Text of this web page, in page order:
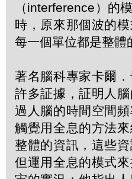
（interference）的
時，原來那個波的
每一個單位都是整體
著名腦科專家卡爾
許多証據，証明人
過人腦的時間空間
觸覺用全息的方法
整體的資訊，這些
但運用全息的模式